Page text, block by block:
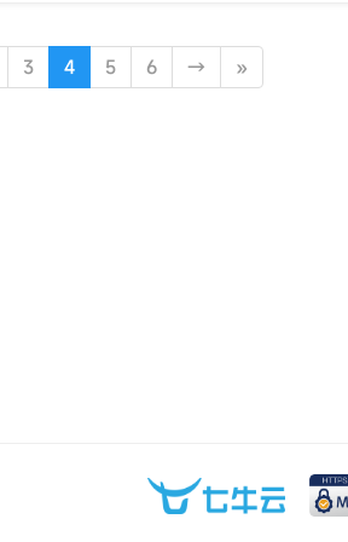
3 4 5 6 → »